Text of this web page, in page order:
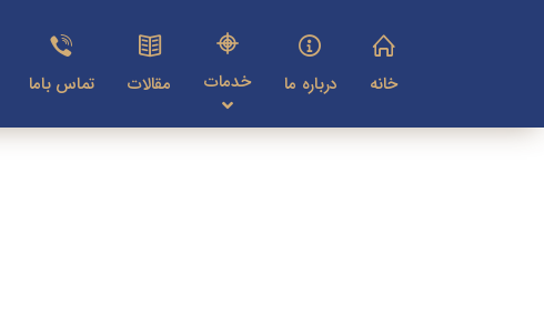
خانه درباره ما خدمات مقالات تماس باما